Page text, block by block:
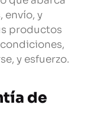
envío, y
productos
y esfuerzo.
de